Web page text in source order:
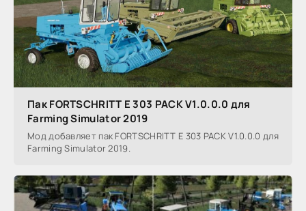
Пак FORTSCHRITT E 303 PACK V1.0.0.0 для
Farming Simulator 2019
Мод добавляет пак FORTSCHRITT E 303 PACK V1.0.0.0 для
Farming Simulator 2019.